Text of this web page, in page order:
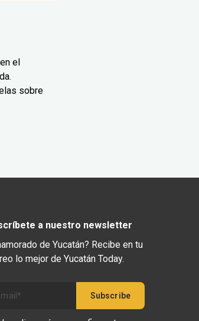
el
sobre
a nuestro newsletter
de Yucatán? Recibe en tu
lo mejor de Yucatán Today.